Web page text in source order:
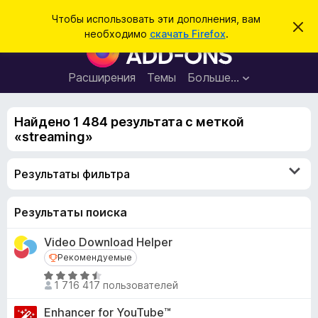
Чтобы использовать эти дополнения, вам
необходимо скачать Firefox.
С
э
о
Д
о
п
о
н
я
р
у
Расширения Темы Больше…
и
Найдено 1 484 результата с меткой
«streaming»
Результаты фильтра
Результаты поиска
Video Download Helper
Рекомендуемые
Рекомендуемые
О
ц
е
1 716 417 пользователей
Enhancer for YouTube™